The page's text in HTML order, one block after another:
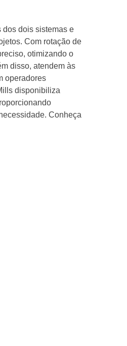
dos dois sistemas e
Com rotação de
otimizando o
disso, atendem às
operadores
disponibiliza
Conheça